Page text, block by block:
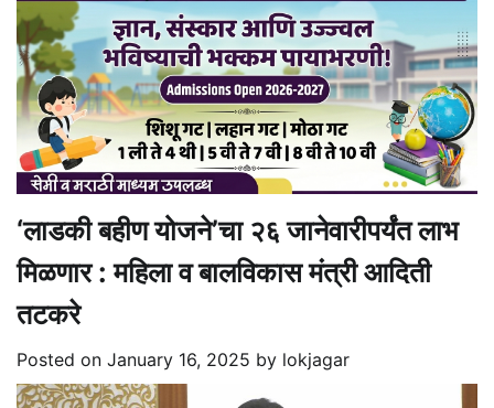
‘लाडकी बहीण योजने’चा २६ जानेवारीपर्यंत लाभ
मिळणार : महिला व बालविकास मंत्री आदिती
तटकरे
Posted on January 16, 2025 by lokjagar